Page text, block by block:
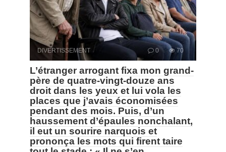
DIVERTISSEMENT 0 70
L’étranger arrogant fixa mon grand-
père de quatre-vingt-douze ans
droit dans les yeux et lui vola les
places que j’avais économisées
pendant des mois. Puis, d’un
haussement d’épaules nonchalant,
il eut un sourire narquois et
prononça les mots qui firent taire